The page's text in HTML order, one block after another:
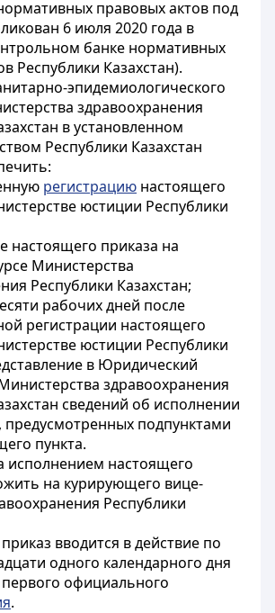
правовых актов под
6 июля 2020 года в
банке нормативных
Республики Казахстан).
эпидемиологического
здравоохранения
в установленном
Республики Казахстан
регистрацию настоящего
юстиции Республики
настоящего приказа на
Министерства
Республики Казахстан;
рабочих дней после
регистрации настоящего
юстиции Республики
в Юридический
здравоохранения
сведений об исполнении
подпунктами
пункта.
исполнением настоящего
на курирующего вице-
Республики
вводится в действие по
одного календарного дня
первого официального
.